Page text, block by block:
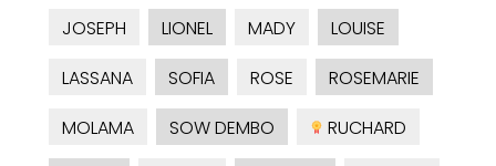
JOSEPH
LIONEL MADY
LOUISE
LASSANA
SOFIA ROSE
ROSEMARIE
MOLAMA
SOW DEMBO
RUCHARD